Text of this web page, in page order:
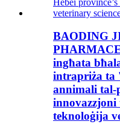
BAODING
ingħata
intrapriża ta
annimali tal-
innovazzjoni
teknoloġija